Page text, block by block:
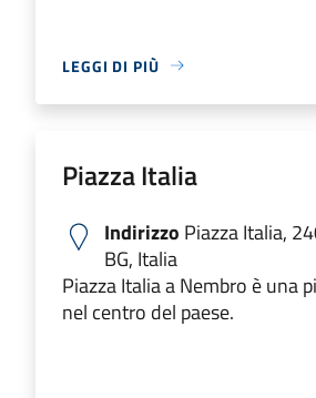
LEGGI DI PIÙ
Piazza Italia
Indirizzo Piazza Italia,
BG, Italia
​Piazza Italia a Nembro è una
nel centro del paese.